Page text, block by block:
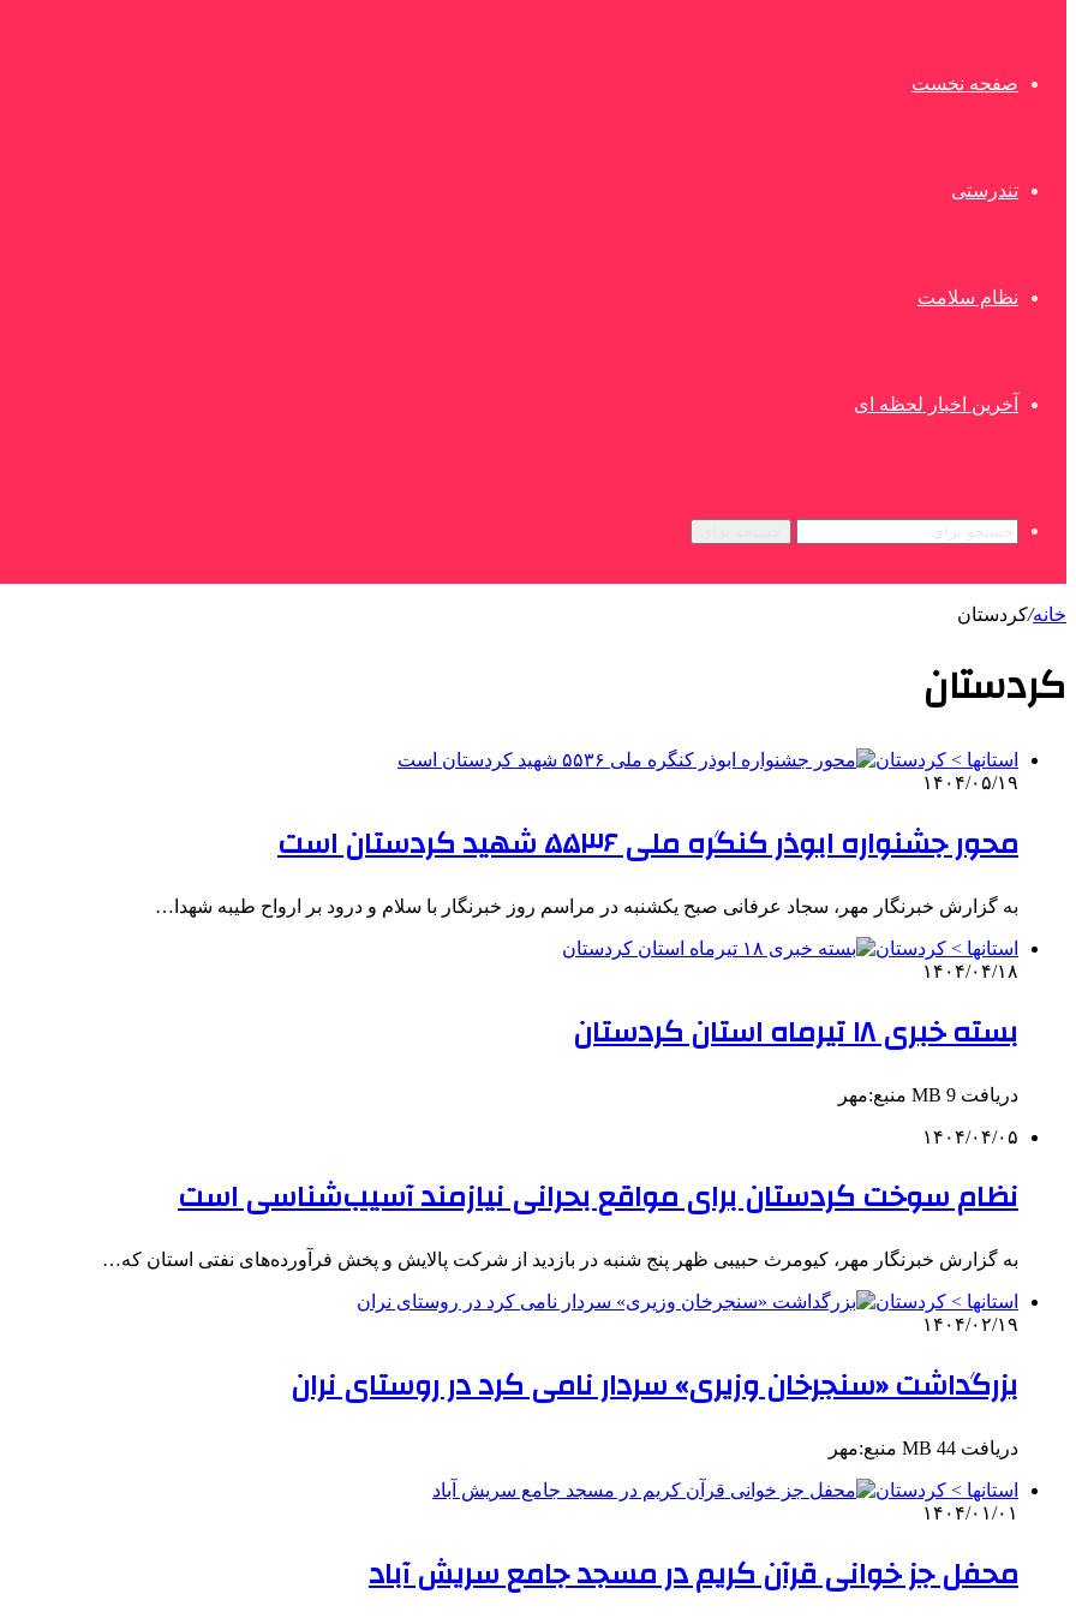
صفحه نخست
تندرستی
نظام سلامت
آخرین اخبار لحظه ای
خانه/کردستان
کردستان
استانها > کردستان
۱۴۰۴/۰۵/۱۹
محور جشنواره ابوذر کنگره ملی ۵۵۳۶ شهید کردستان است
به گزارش خبرنگار مهر، سجاد عرفانی صبح یکشنبه در مراسم روز خبرنگار با سلام و درود بر ارواح طیبه شهدا…
استانها > کردستان
۱۴۰۴/۰۴/۱۸
بسته خبری ۱۸ تیرماه استان کردستان
دریافت 9 MB منبع:مهر
۱۴۰۴/۰۴/۰۵
نظام سوخت کردستان برای مواقع بحرانی نیازمند آسیب‌شناسی است
به گزارش خبرنگار مهر، کیومرث حبیبی ظهر پنج شنبه در بازدید از شرکت پالایش و پخش فرآورده‌های نفتی استان که…
استانها > کردستان
۱۴۰۴/۰۲/۱۹
بزرگداشت «سنجرخان وزیری» سردار نامی کرد در روستای نران
دریافت 44 MB منبع:مهر
استانها > کردستان
۱۴۰۴/۰۱/۰۱
محفل جز خوانی قرآن کریم در مسجد جامع سریش آباد